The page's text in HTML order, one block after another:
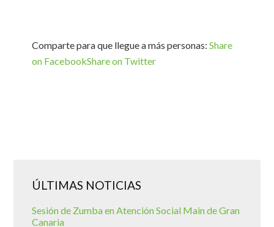
Comparte para que llegue a más personas: Share
on FacebookShare on Twitter
ÚLTIMAS NOTICIAS
Sesión de Zumba en Atención Social Main de Gran
Canaria